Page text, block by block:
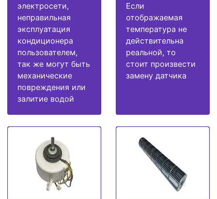
электросети,
неправильная
эксплуатация
кондиционера
пользователем,
так же могут быть
механические
повреждения или
залитие водой
Если
отображаемая
температура не
действительна
реальной, то
стоит произвести
замену датчика